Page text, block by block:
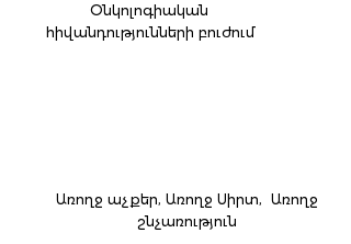
Օնկոլոգիական
հիվանդությունների բուժում
Առողջ աչքեր, Առողջ Սիրտ, Առողջ
շնչառություն